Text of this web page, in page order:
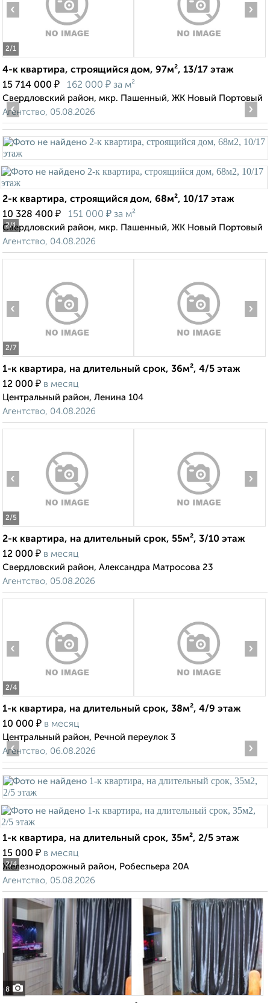
2/1
‹ ›
4-к квартира, строящийся дом, 97м², 13/17 этаж
15 714 000 ₽ 162 000 ₽ за м²
Свердловский район, мкр. Пашенный, ЖК Новый Портовый
Агентство, 05.08.2026
2/1
‹ ›
2-к квартира, строящийся дом, 68м², 10/17 этаж
10 328 400 ₽ 151 000 ₽ за м²
Свердловский район, мкр. Пашенный, ЖК Новый Портовый
Агентство, 04.08.2026
2/7
‹ ›
1-к квартира, на длительный срок, 36м², 4/5 этаж
12 000 ₽ в месяц
Центральный район, Ленина 104
Агентство, 04.08.2026
2/5
‹ ›
2-к квартира, на длительный срок, 55м², 3/10 этаж
12 000 ₽ в месяц
Свердловский район, Александра Матросова 23
Агентство, 05.08.2026
2/4
‹ ›
1-к квартира, на длительный срок, 38м², 4/9 этаж
10 000 ₽ в месяц
Центральный район, Речной переулок 3
Агентство, 06.08.2026
2/4
‹ ›
1-к квартира, на длительный срок, 35м², 2/5 этаж
15 000 ₽ в месяц
Железнодорожный район, Робеспьера 20А
Агентство, 05.08.2026
8